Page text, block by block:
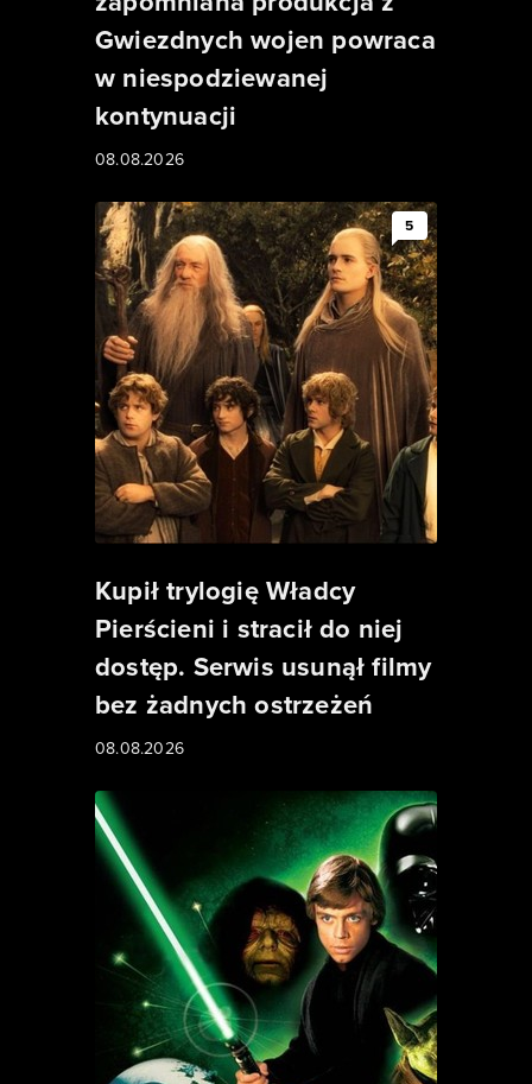
Gwiezdnych wojen powraca
w niespodziewanej
kontynuacji
08.08.2026
5
Kupił trylogię Władcy
Pierścieni i stracił do niej
dostęp. Serwis usunął filmy
bez żadnych ostrzeżeń
08.08.2026